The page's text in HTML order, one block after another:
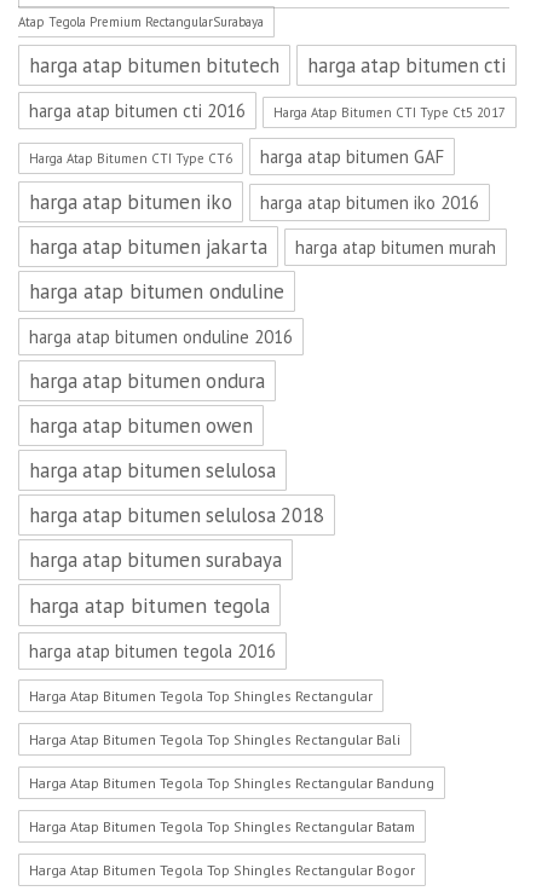
Atap Tegola Premium RectangularSurabaya
harga atap bitumen bitutech harga atap bitumen cti
harga atap bitumen cti 2016 Harga Atap Bitumen CTI Type Ct5 2017
Harga Atap Bitumen CTI Type CT6 harga atap bitumen GAF
harga atap bitumen iko harga atap bitumen iko 2016
harga atap bitumen jakarta harga atap bitumen murah
harga atap bitumen onduline
harga atap bitumen onduline 2016
harga atap bitumen ondura
harga atap bitumen owen
harga atap bitumen selulosa
harga atap bitumen selulosa 2018
harga atap bitumen surabaya
harga atap bitumen tegola
harga atap bitumen tegola 2016
Harga Atap Bitumen Tegola Top Shingles Rectangular
Harga Atap Bitumen Tegola Top Shingles Rectangular Bali
Harga Atap Bitumen Tegola Top Shingles Rectangular Bandung
Harga Atap Bitumen Tegola Top Shingles Rectangular Batam
Harga Atap Bitumen Tegola Top Shingles Rectangular Bogor